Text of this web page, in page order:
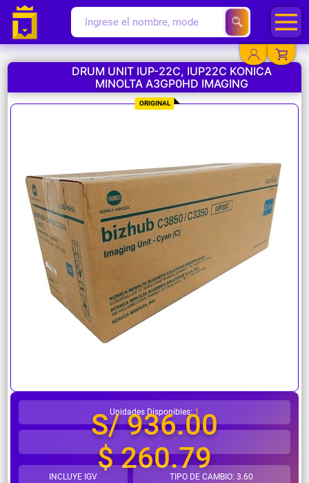
YA EXISTO
SOY NUEVO
¿Necesitas ayuda?
DRUM UNIT IUP-22C, IUP22C KONICA
MINOLTA A3GP0HD IMAGING
ORIGINAL
Unidades Disponibles:1
S/ 936.00
$ 260.79
INCLUYE IGV TIPO DE CAMBIO: 3.60